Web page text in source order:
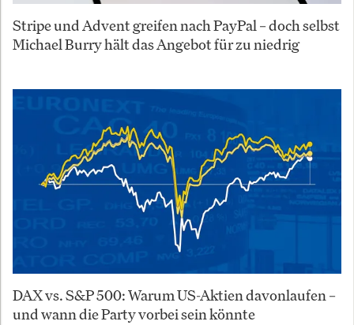
Stripe und Advent greifen nach PayPal – doch selbst
Michael Burry hält das Angebot für zu niedrig
DAX vs. S&P 500: Warum US-Aktien davonlaufen –
und wann die Party vorbei sein könnte